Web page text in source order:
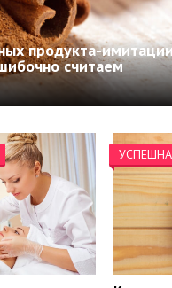
продукта-
считаем